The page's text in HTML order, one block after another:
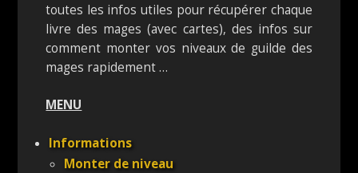
toutes les infos utiles pour récupérer chaque
livre des mages (avec cartes), des infos sur
comment monter vos niveaux de guilde des
mages rapidement …
MENU
Informations
Monter de niveau